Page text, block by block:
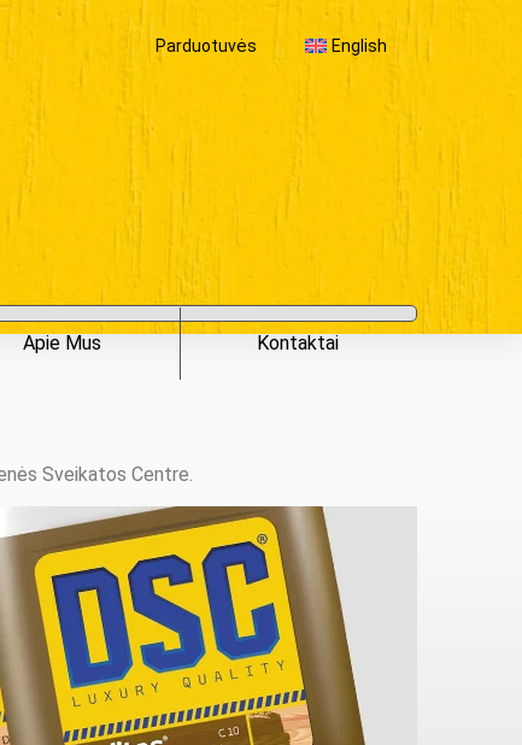
Parduotuvės English
Apie Mus Kontaktai
Sveikatos Centre.